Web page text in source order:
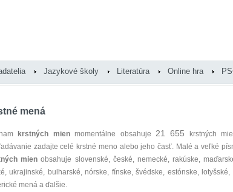
Jazykové školy Literatúra Online hra
mená
krstných mienmomentálne obsahuje 21 655 krstných
zadajte celé krstné meno alebo jeho časť. Malé a veľké
mien obsahuje slovenské, české, nemecké, rakúske,
ukrajinské, bulharské, nórske, fínske, švédske, estónske,
mená a ďalšie.